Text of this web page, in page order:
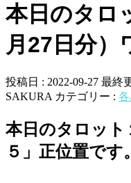
本日のタロ
月27日分
投稿日 : 2022-09-27 最終
SAKURA カテゴリー :
本日のタロット
５」正位置です。